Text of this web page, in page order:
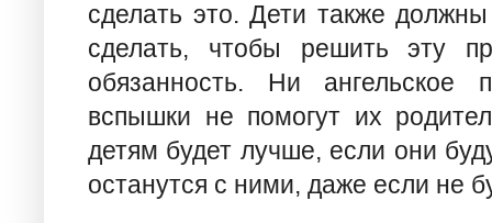
сделать это. Дети также
сделать, чтобы решить эту
обязанность. Ни ангельское
вспышки не помогут их
детям будет лучше, если они
останутся с ними, даже если не